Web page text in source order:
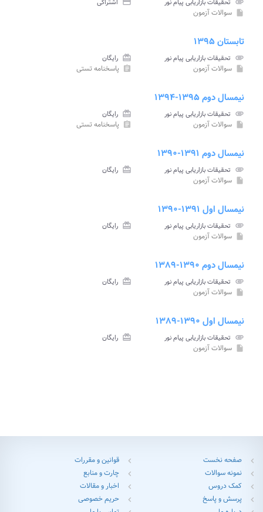
تحقیقات بازاریابی پیام نور اشتراکی
insert_drive_file سوالات آزمون
تابستان ۱۳۹۵
attachment تحقیقات بازاریابی پیام نور card_giftcard رایگان
insert_drive_file سوالات آزمون assignment پاسخنامه تستی
نیمسال دوم ۱۳۹۵-۱۳۹۴
attachment تحقیقات بازاریابی پیام نور card_giftcard رایگان
insert_drive_file سوالات آزمون assignment پاسخنامه تستی
نیمسال دوم ۱۳۹۱-۱۳۹۰
attachment تحقیقات بازاریابی پیام نور card_giftcard رایگان
insert_drive_file سوالات آزمون
نیمسال اول ۱۳۹۱-۱۳۹۰
attachment تحقیقات بازاریابی پیام نور card_giftcard رایگان
insert_drive_file سوالات آزمون
نیمسال دوم ۱۳۹۰-۱۳۸۹
attachment تحقیقات بازاریابی پیام نور card_giftcard رایگان
insert_drive_file سوالات آزمون
نیمسال اول ۱۳۹۰-۱۳۸۹
attachment تحقیقات بازاریابی پیام نور card_giftcard رایگان
insert_drive_file سوالات آزمون
chevron_left صفحه نخست chevron_left قوانین و مقررات
chevron_left نمونه سوالات chevron_left چارت و منابع
chevron_left کمک دروس chevron_left اخبار و مقالات
chevron_left پرسش و پاسخ chevron_left حریم خصوصی